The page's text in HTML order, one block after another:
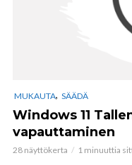
MUKAUTA, SÄÄDÄ
Windows 11
vapauttaminen
28 näyttökerta 1 minuuttia